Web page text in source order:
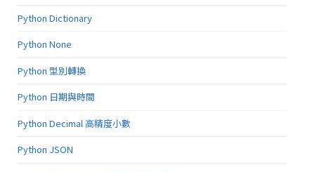
Python Dictionary
Python None
Python 型別轉換
Python 日期與時間
Python Decimal 高精度小數
Python JSON